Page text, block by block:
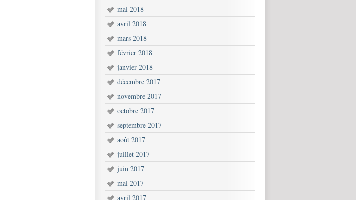
mai 2018
avril 2018
mars 2018
février 2018
janvier 2018
décembre 2017
novembre 2017
octobre 2017
septembre 2017
août 2017
juillet 2017
juin 2017
mai 2017
avril 2017